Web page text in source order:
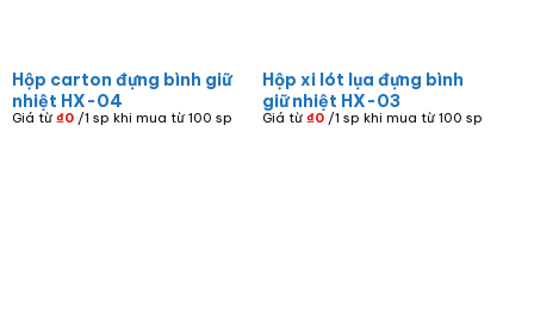
Hộp carton đựng bình giữ
nhiệt HX-04
Giá từ ₫0/1 sp khi mua từ 100 sp
Hộp xi lót lụa đựng bình
giữ nhiệt HX-03
Giá từ₫0 /1 sp khi mua từ 100 sp